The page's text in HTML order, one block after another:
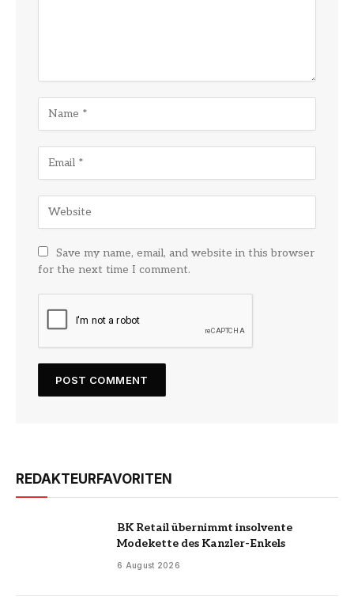
Save my name, email, and website in this browser
for the next time I comment.
REDAKTEURFAVORITEN
BK Retail übernimmt insolvente
Modekette des Kanzler-Enkels
6 August 2026